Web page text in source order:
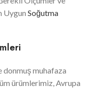
Uygun Soğutma
donmuş muhafaza
ürümlerimiz, Avrupa